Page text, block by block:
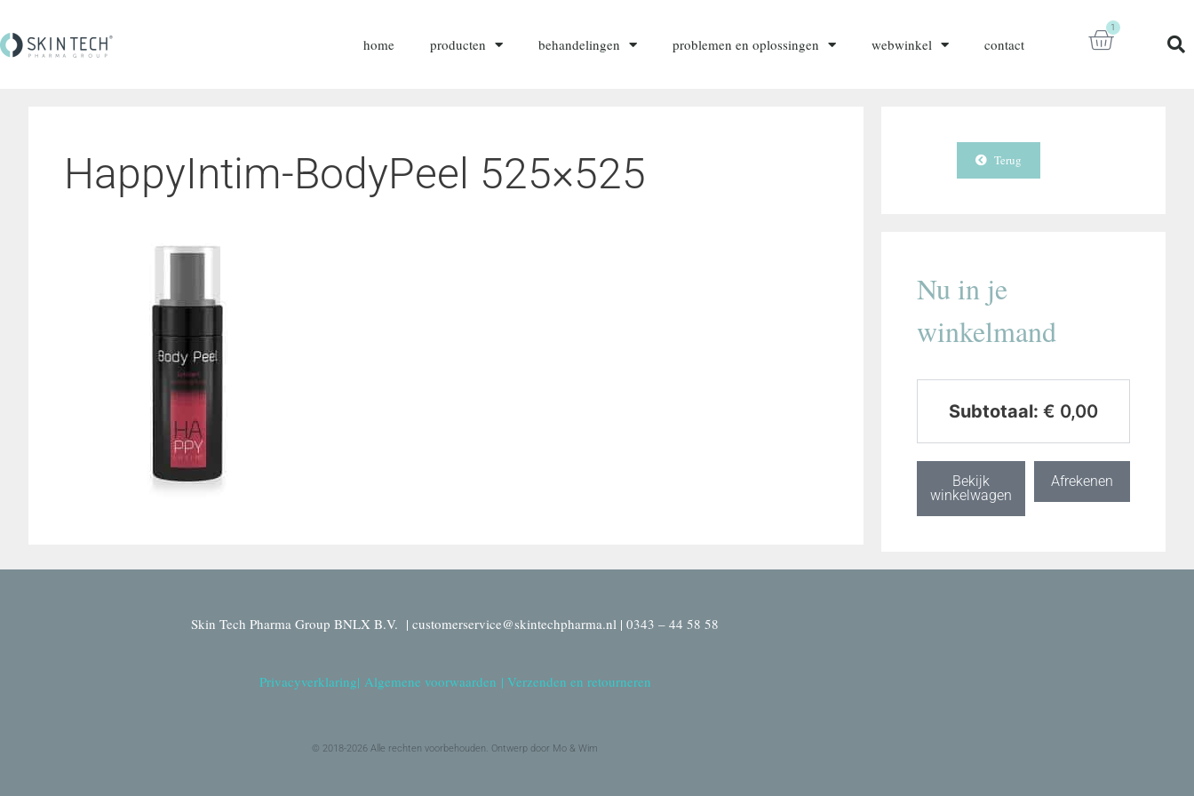
home producten behandelingen problemen en oplossingen webwinkel contact
1
HappyIntim-BodyPeel 525×525 Terug
Nu in je
winkelmand
Subtotaal: € 0,00
Bekijk
winkelwagen
Afrekenen
Skin Tech Pharma Group BNLX B.V. | customerservice@skintechpharma.nl | 0343 – 44 58 58
Privacyverklaring| Algemene voorwaarden | Verzenden en retourneren
© 2018-2026 Alle rechten voorbehouden. Ontwerp door Mo & Wim